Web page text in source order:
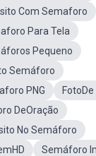
Com Semaforo
Para Tela
Pequeno
Semáforo
PNG
DeOração
No Semáforo
Semáforo